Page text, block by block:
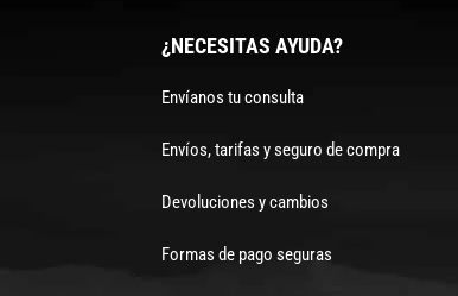
¿NECESITAS AYUDA?
Envíanos tu consulta
Envíos, tarifas y seguro de compra
Devoluciones y cambios
Formas de pago seguras